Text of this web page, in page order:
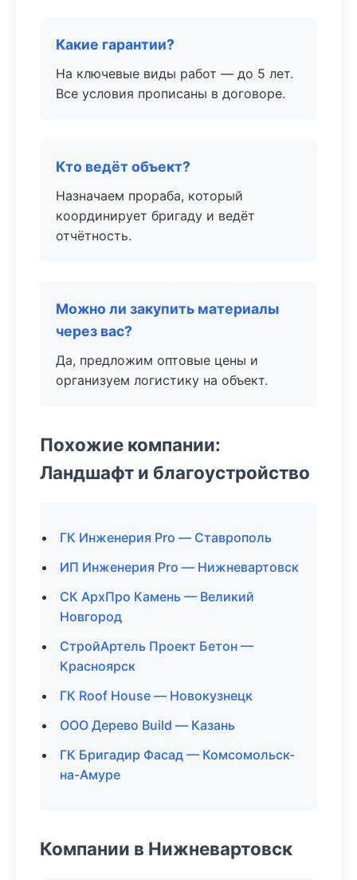
Какие гарантии?
На ключевые виды работ — до 5 лет.
Все условия прописаны в договоре.
Кто ведёт объект?
Назначаем прораба, который
координирует бригаду и ведёт
отчётность.
Можно ли закупить материалы
через вас?
Да, предложим оптовые цены и
организуем логистику на объект.
Похожие компании:
Ландшафт и благоустройство
ГК Инженерия Pro — Ставрополь
ИП Инженерия Pro — Нижневартовск
СК АрхПро Камень — Великий
Новгород
СтройАртель Проект Бетон —
Красноярск
ГК Roof House — Новокузнецк
ООО Дерево Build — Казань
ГК Бригадир Фасад — Комсомольск-
на-Амуре
Компании в Нижневартовск